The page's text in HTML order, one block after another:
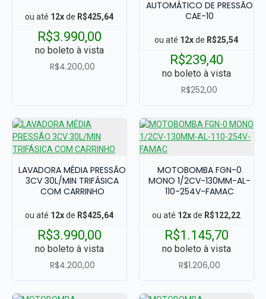
ou até 12xde R$425,64
R$3.990,00
no boleto à vista
R$4.200,00
AUTOMÁTICO DE PRESSÃO
CAE-10
ou até 12xde R$25,54
R$239,40
no boleto à vista
R$252,00
LAVADORA MÉDIA PRESSÃO
3CV 30L/MIN TRIFÁSICA
COM CARRINHO
ou até 12xde R$425,64
R$3.990,00
no boleto à vista
R$4.200,00
MOTOBOMBA FGN-0
MONO 1/2CV-130MM-AL-
110-254V-FAMAC
ou até 12xde R$122,22
R$1.145,70
no boleto à vista
R$1.206,00